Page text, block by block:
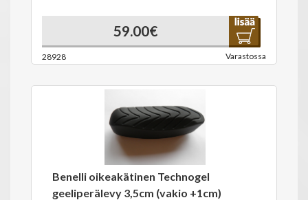
59.00€
28928 Varastossa
Benelli oikeakätinen Technogel
geeliperälevy 3,5cm (vakio +1cm)